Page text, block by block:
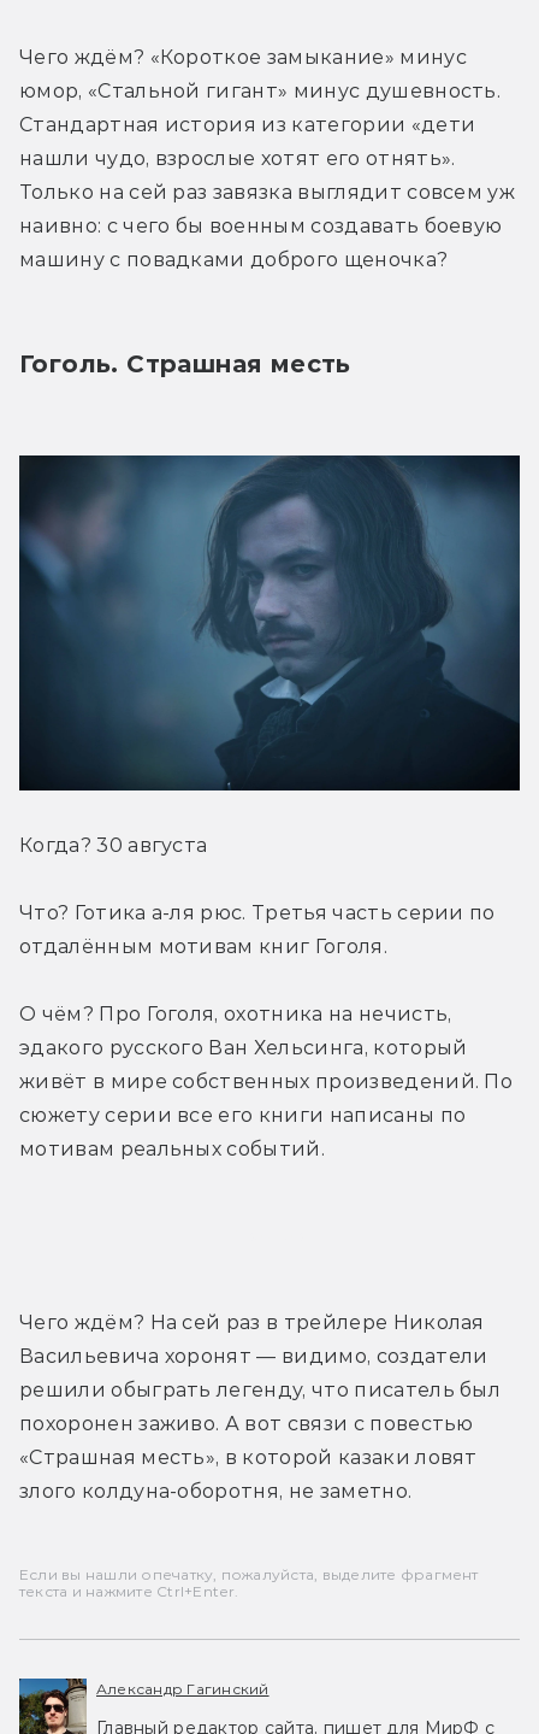
Чего ждём? «Короткое замыкание» минус
юмор, «Стальной гигант» минус душевность.
Стандартная история из категории «дети
нашли чудо, взрослые хотят его отнять».
Только на сей раз завязка выглядит совсем уж
наивно: с чего бы военным создавать боевую
машину с повадками доброго щеночка?
Гоголь. Страшная месть
Когда? 30 августа
Что? Готика а-ля рюс. Третья часть серии по
отдалённым мотивам книг Гоголя.
О чём? Про Гоголя, охотника на нечисть,
эдакого русского Ван Хельсинга, который
живёт в мире собственных произведений. По
сюжету серии все его книги написаны по
мотивам реальных событий.
Чего ждём? На сей раз в трейлере Николая
Васильевича хоронят — видимо, создатели
решили обыграть легенду, что писатель был
похоронен заживо. А вот связи с повестью
«Страшная месть», в которой казаки ловят
злого колдуна-оборотня, не заметно.
Если вы нашли опечатку, пожалуйста, выделите фрагмент
текста и нажмите Ctrl+Enter.
Александр Гагинский
Главный редактор сайта, пишет для МирФ с